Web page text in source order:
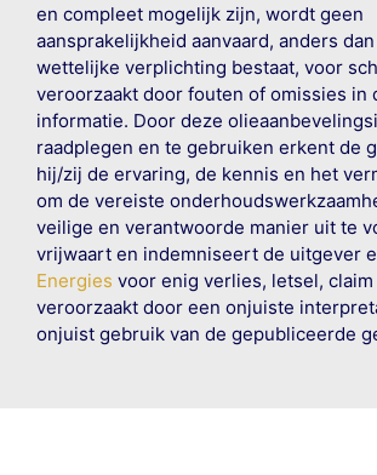
en compleet mogelijk zijn, wordt geen
aansprakelijkheid aanvaard, anders
wettelijke verplichting bestaat, voor
veroorzaakt door fouten of omissies in
informatie. Door deze
raadplegen en te gebruiken erkent de
hij/zij de ervaring, de kennis en het
om de vereiste
veilige en verantwoorde manier uit te
vrijwaart en indemniseert de uitgever
Energies voor enig verlies, letsel, claim
veroorzaakt door een onjuiste
onjuist gebruik van de gepubliceerde